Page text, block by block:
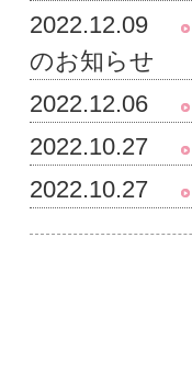
2022.12.09
のお知らせ
2022.12.06
2022.10.27
2022.10.27